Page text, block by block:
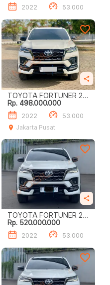
2022 53.000
TOYOTA FORTUNER 2.8
GR SPORT
Rp. 498.000.000
2022
53.000
Jakarta Pusat
TOYOTA FORTUNER 2.8
GR SPORT
Rp. 520.000.000
2022 53.000